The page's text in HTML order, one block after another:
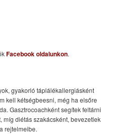
Facebook oldalunkon.
gyakorló táplálékallergiásként
kell kétségbeesni, még ha elsőre
Gasztrocoachként segítek feltárni
diétás szakácsként, bevezetlek
rejtelmeibe.